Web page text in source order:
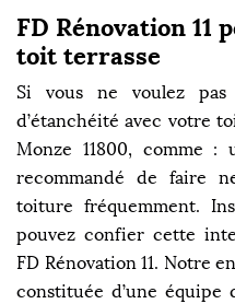
FD Rénovation 11
toit terrasse
Si vous ne voulez pas
d’étanchéité avec votre
Monze 11800, comme
recommandé de faire
toiture fréquemment.
pouvez confier cette
FD Rénovation 11. Notre
constituée d’une équipe